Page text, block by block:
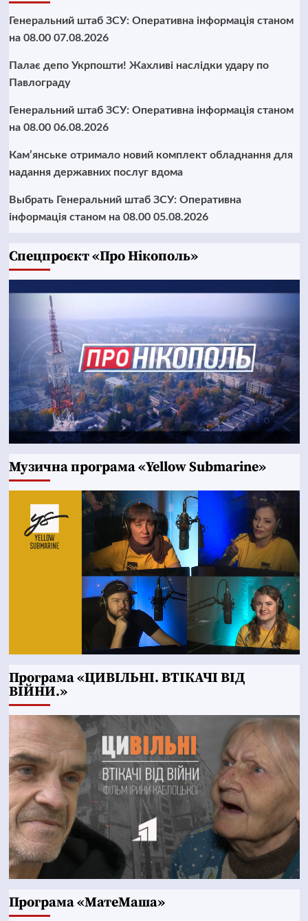
Генеральний штаб ЗСУ: Оперативна інформація станом
на 08.00 07.08.2026
Палає депо Укрпошти! Жахливі наслідки удару по
Павлограду
Генеральний штаб ЗСУ: Оперативна інформація станом
на 08.00 06.08.2026
Кам’янське отримало новий комплект обладнання для
надання державних послуг вдома
Выбрать Генеральний штаб ЗСУ: Оперативна
інформація станом на 08.00 05.08.2026
Cпецпроєкт «Про Нікополь»
Музична програма «Yellow Submarine»
Програма «ЦИВІЛЬНІ. ВТІКАЧІ ВІД
ВІЙНИ.»
Програма «МатеМаша»